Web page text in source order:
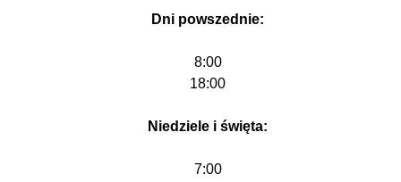
Dni powszednie:
8:00
18:00
Niedziele i święta:
7:00